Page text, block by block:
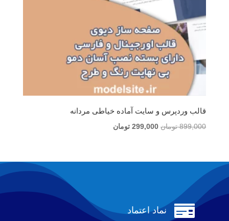
قالب وردپرس و سایت آماده خیاطی مردانه
899,000 تومان قیمت
بود.
299,000 تومانقیمت
است.
 نماد اعتماد